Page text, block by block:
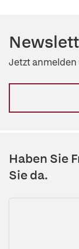
Jetzt anmelden
Haben Sie
Sie da.